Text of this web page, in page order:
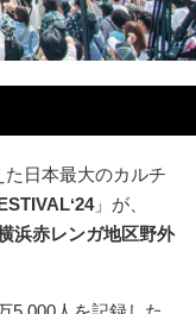
⽇本最⼤のカルチ
」が、
浜⾚レンガ地区野外